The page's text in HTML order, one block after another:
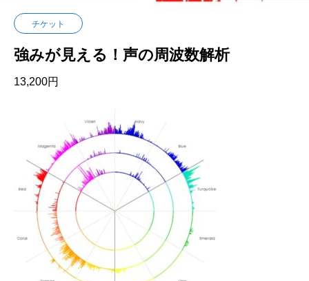
チケット
強みが見える！声の周波数解析
13,200円